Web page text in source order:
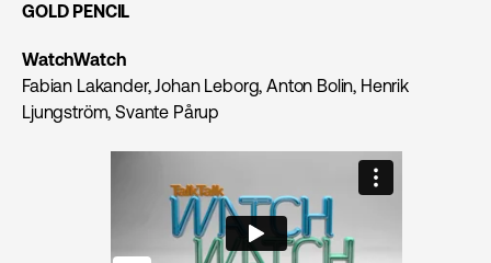
GOLD PENCIL
WatchWatch
Fabian Lakander, Johan Leborg, Anton Bolin, Henrik
Ljungström, Svante Pårup